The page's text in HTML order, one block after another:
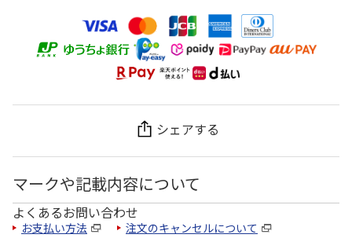
シェアする
マークや記載内容について
よくあるお問い合わせ
お支払い方法 注文のキャンセルについて